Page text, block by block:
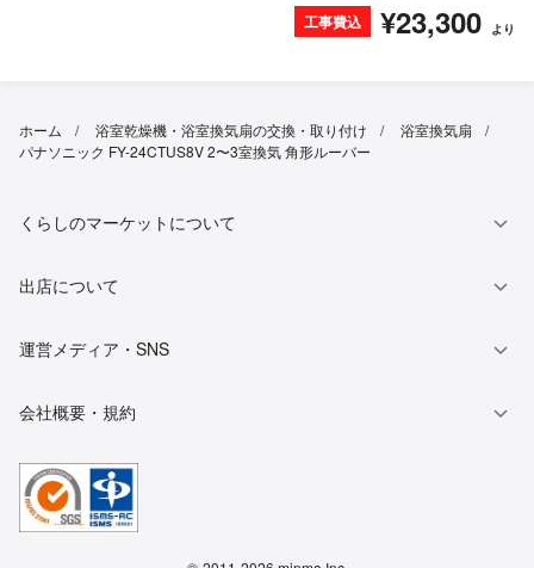
工事費込 ¥23,300 より
ホーム 浴室乾燥機・浴室換気扇の交換・取り付け
浴室換気扇
パナソニック FY-24CTUS8V 2〜3室換気 角形ルーバー
くらしのマーケットについて
出店について
運営メディア・SNS
会社概要・規約